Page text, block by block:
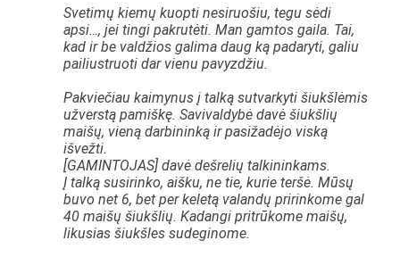
Svetimų kiemų kuopti nesiruošiu, tegu sėdi
apsi…, jei tingi pakrutėti. Man gamtos gaila. Tai,
kad ir be valdžios galima daug ką padaryti, galiu
pailiustruoti dar vienu pavyzdžiu.
Pakviečiau kaimynus į talką sutvarkyti šiukšlėmis
užverstą pamiškę. Savivaldybė davė šiukšlių
maišų, vieną darbininką ir pasižadėjo viską
išvežti.
[GAMINTOJAS] davė dešrelių talkininkams.
Į talką susirinko, aišku, ne tie, kurie teršė. Mūsų
buvo net 6, bet per keletą valandų pririnkome gal
40 maišų šiukšlių. Kadangi pritrūkome maišų,
likusias šiukšles sudeginome.